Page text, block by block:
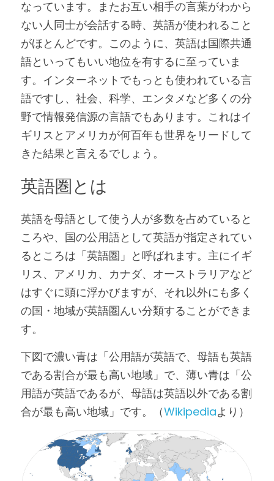
なっています。またお互い相手の言葉がわから
ない人同士が会話する時、英語が使われること
がほとんどです。このように、英語は国際共通
語といってもいい地位を有するに至っていま
す。インターネットでもっとも使われている言
語ですし、社会、科学、エンタメなど多くの分
野で情報発信源の言語でもあります。これはイ
ギリスとアメリカが何百年も世界をリードして
きた結果と言えるでしょう。
英語圏とは
英語を母語として使う人が多数を占めていると
ころや、国の公用語として英語が指定されてい
るところは「英語圏」と呼ばれます。主にイギ
リス、アメリカ、カナダ、オーストラリアなど
はすぐに頭に浮かびますが、それ以外にも多く
の国・地域が英語圏んい分類することができま
す。
下図で濃い青は「公用語が英語で、母語も英語
である割合が最も高い地域」で、薄い青は「公
用語が英語であるが、母語は英語以外である割
合が最も高い地域」です。（Wikipediaより）